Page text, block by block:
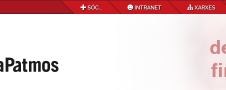
SÓC... INTRANET XARXES